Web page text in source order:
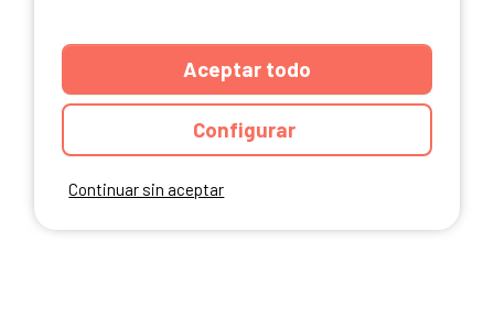
Continuar sin aceptar
Aceptar todo
Configurar